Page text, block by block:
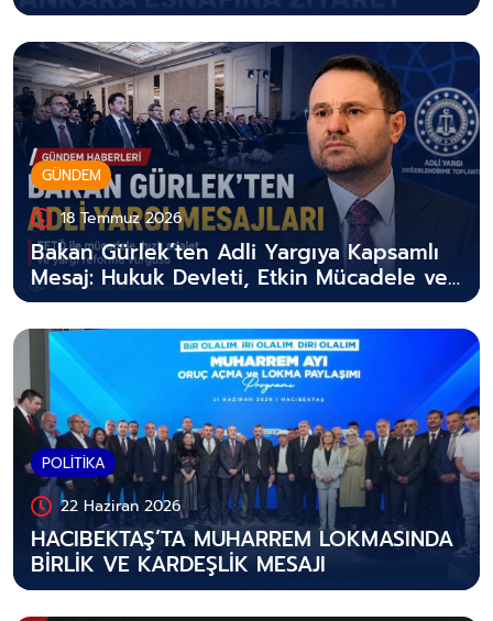
GÜNDEM
18 Temmuz 2026
Bakan Gürlek’ten Adli Yargıya Kapsamlı
Mesaj: Hukuk Devleti, Etkin Mücadele ve
Hızlı Adalet
POLİTİKA
22 Haziran 2026
HACIBEKTAŞ’TA MUHARREM LOKMASINDA
BİRLİK VE KARDEŞLİK MESAJI